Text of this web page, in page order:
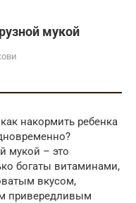
мукой
накормить ребенка
мукой – это
богаты витаминами,
вкусом,
привередливым